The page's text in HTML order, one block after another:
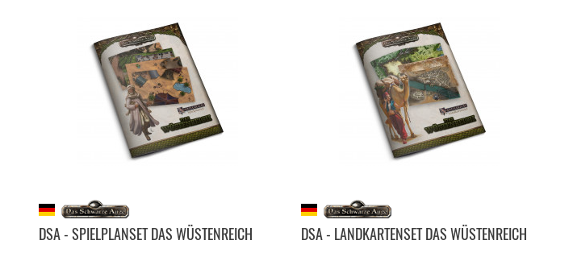
DSA - SPIELPLANSET DAS WÜSTENREICH DSA - LANDKARTENSET DAS WÜSTENREICH